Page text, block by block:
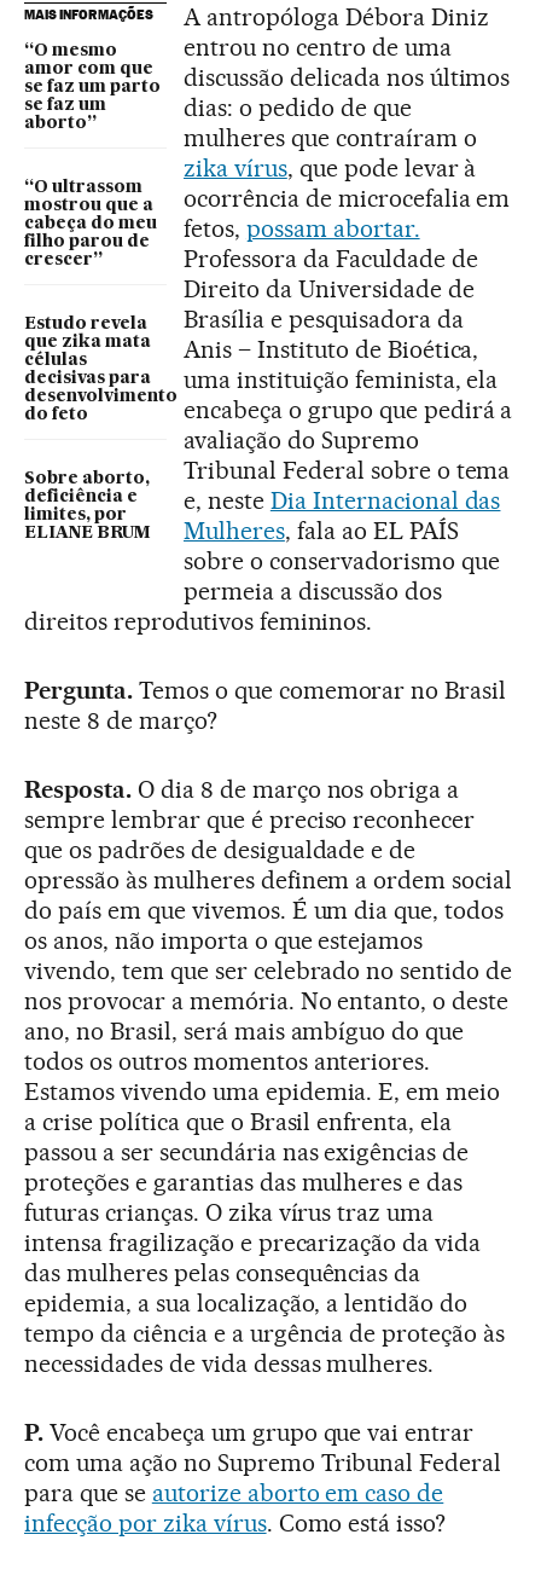
MAIS INFORMAÇÕES
“O mesmo
amor com que
se faz um parto
se faz um
aborto”
“O ultrassom
mostrou que a
cabeça do meu
filho parou de
crescer”
Estudo revela
que zika mata
células
decisivas para
desenvolvimento
do feto
Sobre aborto,
deficiência e
limites, por
ELIANE BRUM
A antropóloga Débora Diniz
entrou no centro de uma
discussão delicada nos últimos
dias: o pedido de que
mulheres que contraíram o
zika vírus, que pode levar à
ocorrência de microcefalia em
fetos, possam abortar.
Professora da Faculdade de
Direito da Universidade de
Brasília e pesquisadora da
Anis – Instituto de Bioética,
uma instituição feminista, ela
encabeça o grupo que pedirá a
avaliação do Supremo
Tribunal Federal sobre o tema
e, neste Dia Internacional das
Mulheres, fala ao EL PAÍS
sobre o conservadorismo que
permeia a discussão dos
direitos reprodutivos femininos.
Pergunta.Temos o que comemorar no Brasil
neste 8 de março?
Resposta.O dia 8 de março nos obriga a
sempre lembrar que é preciso reconhecer
que os padrões de desigualdade e de
opressão às mulheres definem a ordem social
do país em que vivemos. É um dia que, todos
os anos, não importa o que estejamos
vivendo, tem que ser celebrado no sentido de
nos provocar a memória. No entanto, o deste
ano, no Brasil, será mais ambíguo do que
todos os outros momentos anteriores.
Estamos vivendo uma epidemia. E, em meio
a crise política que o Brasil enfrenta, ela
passou a ser secundária nas exigências de
proteções e garantias das mulheres e das
futuras crianças. O zika vírus traz uma
intensa fragilização e precarização da vida
das mulheres pelas consequências da
epidemia, a sua localização, a lentidão do
tempo da ciência e a urgência de proteção às
necessidades de vida dessas mulheres.
P.Você encabeça um grupo que vai entrar
com uma ação no Supremo Tribunal Federal
para que se autorize aborto em caso de
infecção por zika vírus. Como está isso?